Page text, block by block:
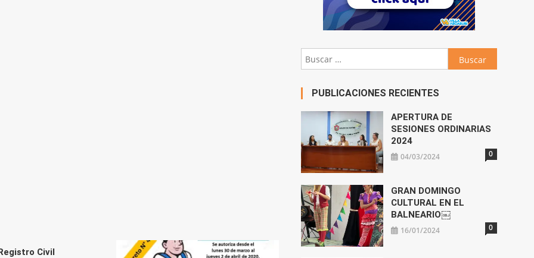
Civil
Buscar:
PUBLICACIONES RECIENTES
APERTURA DE
SESIONES ORDINARIAS
2024
04/03/2024 0
GRAN DOMINGO
CULTURAL EN EL
BALNEARIO￼
16/01/2024 0